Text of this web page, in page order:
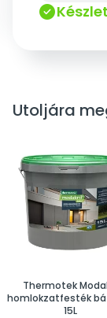
Utoljára
Thermotek
homlokzatfesték
15L